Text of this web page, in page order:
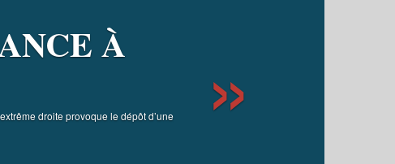
À
droite provoque le dépôt d’une